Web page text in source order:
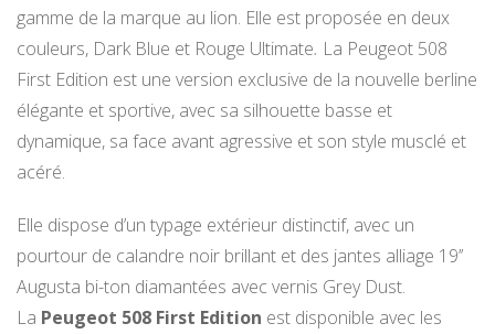
gamme de la marque au lion. Elle est proposée en deux
couleurs, Dark Blue et Rouge Ultimate. La Peugeot 508
First Edition est une version exclusive de la nouvelle berline
élégante et sportive, avec sa silhouette basse et
dynamique, sa face avant agressive et son style musclé et
acéré.
Elle dispose d’un typage extérieur distinctif, avec un
pourtour de calandre noir brillant et des jantes alliage 19’’
Augusta bi-ton diamantées avec vernis Grey Dust.
La Peugeot 508 First Edition est disponible avec les